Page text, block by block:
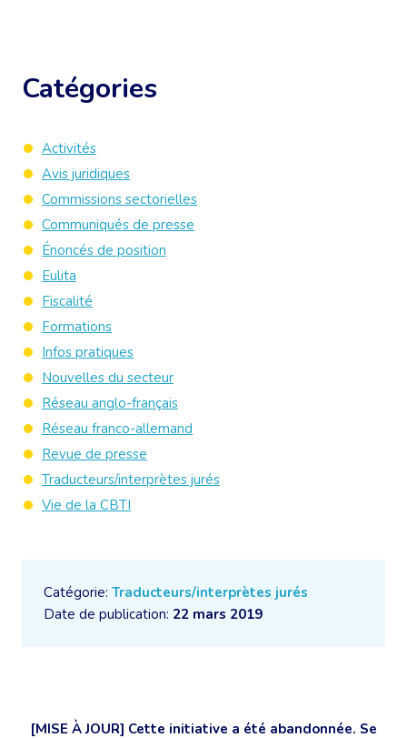
Catégorie: Traducteurs/interprètes jurés
Date de publication: 22 mars 2019
[MISE À JOUR] Cette initiative a été abandonnée. Se
Catégories
Activités
Avis juridiques
Commissions sectorielles
Communiqués de presse
Énoncés de position
Eulita
Fiscalité
Formations
Infos pratiques
Nouvelles du secteur
Réseau anglo-français
Réseau franco-allemand
Revue de presse
Traducteurs/interprètes jurés
Vie de la CBTI